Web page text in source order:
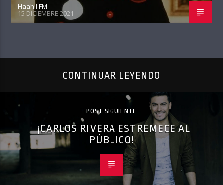
Haahil FM
15 DICIEMBRE 2021
CONTINUAR LEYENDO
POST SIGUIENTE
¡CARLOS RIVERA ESTREMECE AL
PÚBLICO!